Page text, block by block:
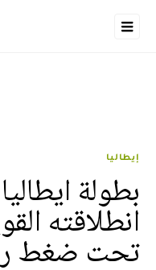
إيطاليا
بطولة
انطلاقته
تحت ضغط